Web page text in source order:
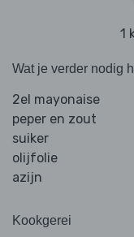
1
Wat je verder nodig
2el mayonaise
peper en zout
suiker
olijfolie
azijn
Kookgerei